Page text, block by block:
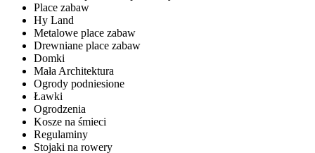
Place zabaw
Hy Land
Metalowe place zabaw
Drewniane place zabaw
Domki
Mała Architektura
Ogrody podniesione
Ławki
Ogrodzenia
Kosze na śmieci
Regulaminy
Stojaki na rowery